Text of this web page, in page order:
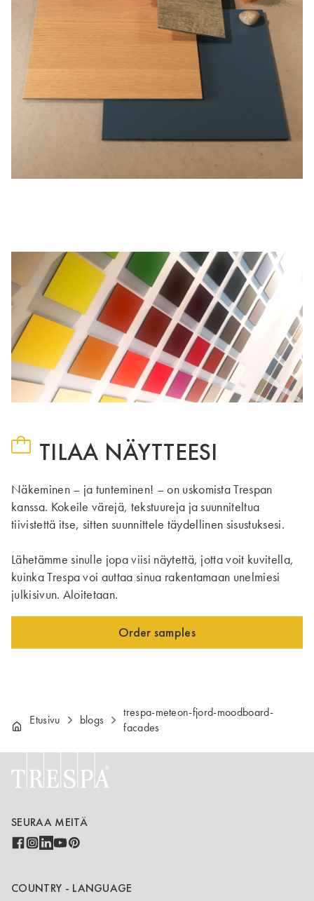
TILAA NÄYTTEESI
Näkeminen – ja tunteminen! – on uskomista Trespan
kanssa. Kokeile värejä, tekstuureja ja suunniteltua
tiivistettä itse, sitten suunnittele täydellinen sisustuksesi.
Lähetämme sinulle jopa viisi näytettä, jotta voit kuvitella,
kuinka Trespa voi auttaa sinua rakentamaan unelmiesi
julkisivun. Aloitetaan.
Order samples
Etusivu blogs
trespa-meteon-fjord-moodboard-
facades
SEURAA MEITÄ
COUNTRY - LANGUAGE